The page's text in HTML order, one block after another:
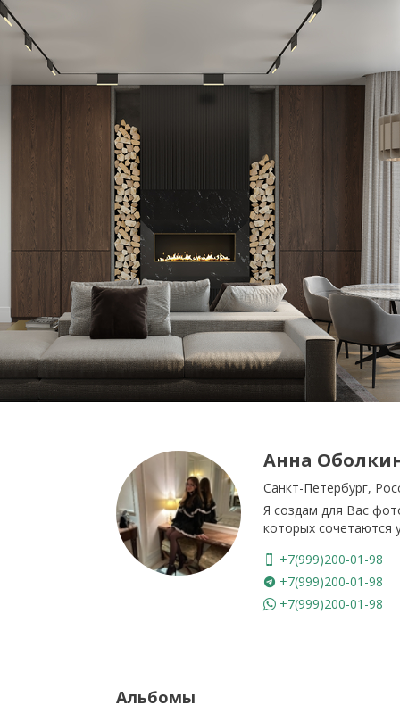
Анна
Санкт-Петербург,
Я создам для Вас
которых сочетаются
+7(999)200-01-98
+7(999)200-01-98
+7(999)200-01-98
Альбомы